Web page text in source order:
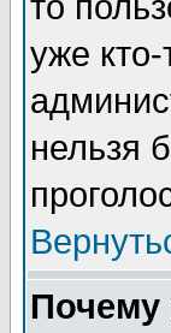
уже
нельзя